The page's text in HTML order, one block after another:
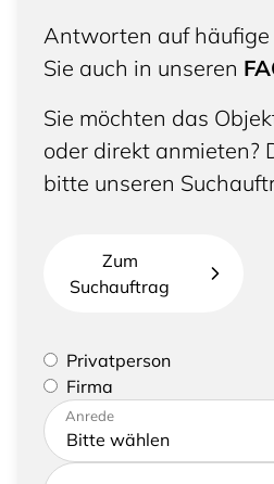
Antworten auf häufige
Sie auch in unseren
Sie möchten das
oder direkt anmieten?
bitte unseren
Zum
Suchauftrag
Bitte geben Sie an, ob Sie
oder eine Firma vertreten
Privatperson
Firma
Bitte tragen Sie Ihre Adresse
Kontaktdaten ein
Anrede